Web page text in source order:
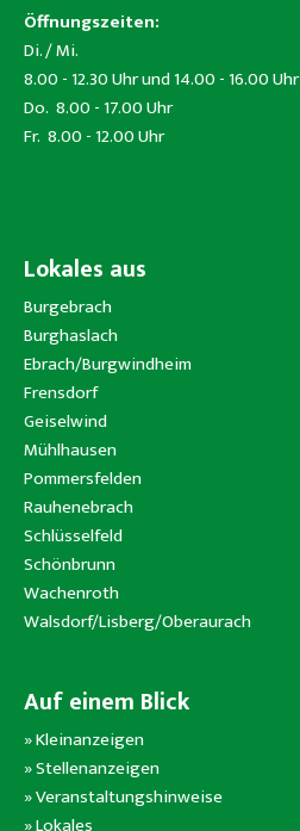
Öffnungszeiten:
Di. / Mi.
8.00 - 12.30 Uhr und 14.00 - 16.00 Uhr
Do. 8.00 - 17.00 Uhr
Fr. 8.00 - 12.00 Uhr
Lokales aus
Burgebrach
Burghaslach
Ebrach/Burgwindheim
Frensdorf
Geiselwind
Mühlhausen
Pommersfelden
Rauhenebrach
Schlüsselfeld
Schönbrunn
Wachenroth
Walsdorf/Lisberg/Oberaurach
Auf einem Blick
»Kleinanzeigen
»Stellenanzeigen
»Veranstaltungshinweise